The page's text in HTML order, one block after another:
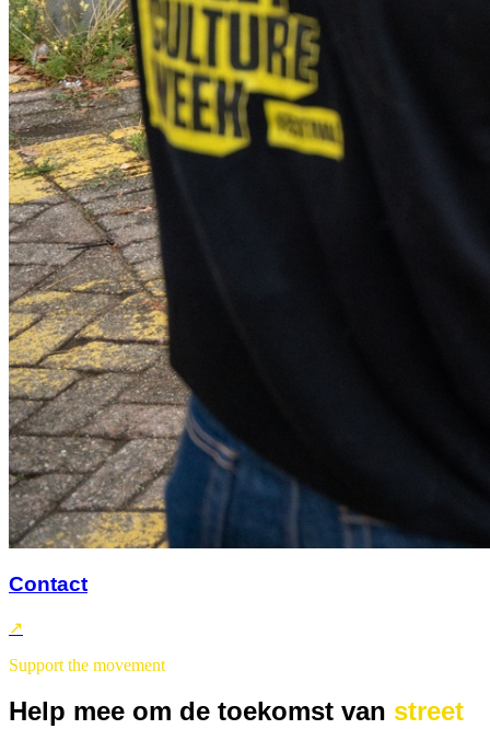
Contact
↗
Support the movement
Help mee om de toekomst van street